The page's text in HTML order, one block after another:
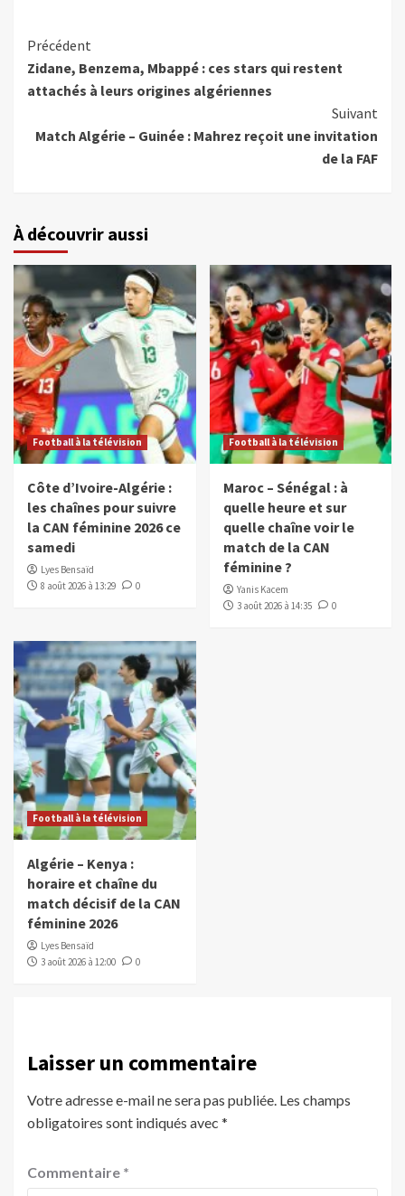
Précédent
Zidane, Benzema, Mbappé : ces stars qui restent
attachés à leurs origines algériennes
Suivant
Match Algérie – Guinée : Mahrez reçoit une invitation
de la FAF
À découvrir aussi
Football à la télévision
Côte d’Ivoire-Algérie :
les chaînes pour suivre
la CAN féminine 2026 ce
samedi
Lyes Bensaïd
8 août 2026 à 13:29
0
Football à la télévision
Maroc – Sénégal : à
quelle heure et sur
quelle chaîne voir le
match de la CAN
féminine ?
Yanis Kacem
3 août 2026 à 14:35
0
Football à la télévision
Algérie – Kenya :
horaire et chaîne du
match décisif de la CAN
féminine 2026
Lyes Bensaïd
3 août 2026 à 12:00
0
Laisser un commentaire
Votre adresse e-mail ne sera pas publiée. Les champs
obligatoires sont indiqués avec *
Commentaire *